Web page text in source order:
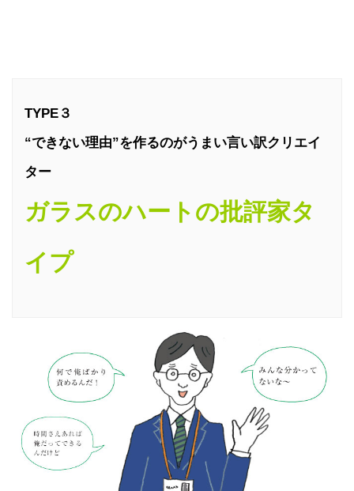
TYPE３
“できない理由”を作るのがうまい言い訳クリエイ
ター
ガラスのハートの批評家タ
イプ